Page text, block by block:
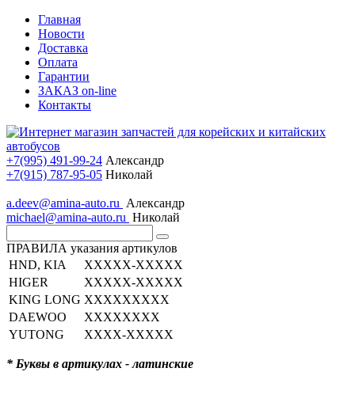
Главная
Новости
Доставка
Оплата
Гарантии
ЗАКАЗ on-line
Контакты
+7(995) 491-99-24 Александр
+7(915) 787-95-05 Николай
a.deev@amina-auto.ru Александр
michael@amina-auto.ru Николай
ПРАВИЛА указания артикулов
HND, KIA
XXXXX-XXXXX
HIGER
XXXXX-XXXXX
KING LONG XXXXXXXXX
DAEWOO
XXXXXXXX
YUTONG
XXXX-XXXXX
* Буквы в артикулах - латинские